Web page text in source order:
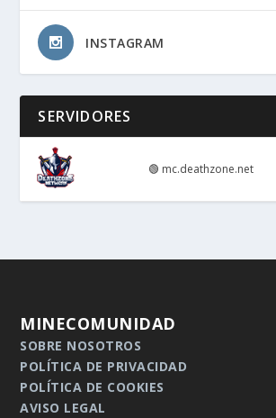
INSTAGRAM
SERVIDORES
🟢 mc.deathzone.net
MINECOMUNIDAD
SOBRE NOSOTROS
POLÍTICA DE PRIVACIDAD
POLÍTICA DE COOKIES
AVISO LEGAL